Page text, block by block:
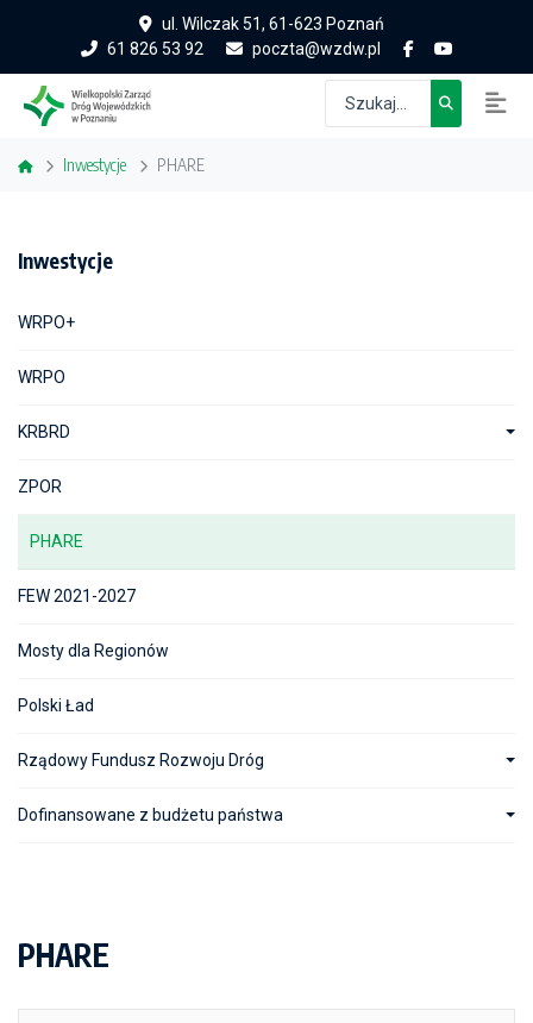
ul. Wilczak 51, 61-623 Poznań
61 826 53 92
poczta@wzdw.pl
Inwestycje PHARE
Inwestycje
WRPO+
WRPO
KRBRD
ZPOR
PHARE
FEW 2021-2027
Mosty dla Regionów
Polski Ład
Rządowy Fundusz Rozwoju Dróg
Dofinansowane z budżetu państwa
PHARE